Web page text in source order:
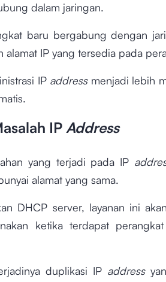
dalam jaringan.
baru bergabung dengan
alamat IP yang tersedia pada
IP addressmenjadi lebih
IP Address
yang terjadi pada IP
alamat yang sama.
DHCP server, layanan ini
ketika terdapat
duplikasi IP address